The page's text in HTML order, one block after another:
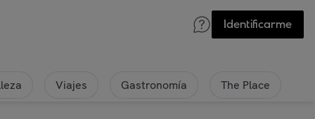
Identificarme
Viajes Gastronomía The Place